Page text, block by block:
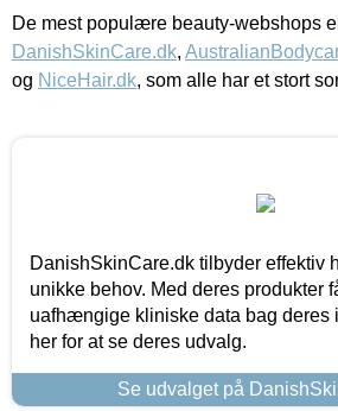
De mest populære beauty-webshops
DanishSkinCare.dk,
og NiceHair.dk, som alle har et stort
DanishSkinCare.dk tilbyder effektiv
unikke behov. Med deres produkter
uafhængige kliniske data bag deres
her for at se deres udvalg.
Se udvalget på